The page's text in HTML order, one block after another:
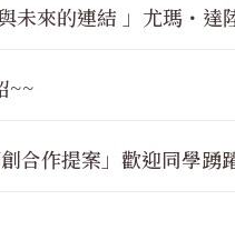
未來的連結 」尤瑪・達
~~
合作提案」歡迎同學踴